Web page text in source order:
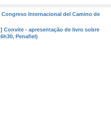
Congreso Internacional del Camino de
Convite - apresentação de livro sobre
Penafiel)